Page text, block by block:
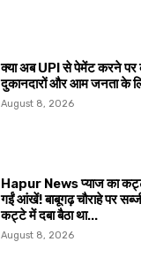
क्या अब UPI से पेमेंट करने पर
दुकानदारों और आम जनता के
August 8, 2026
Hapur News प्याज का
गईं आंखें! बाबूगढ़ चौराहे पर
कट्टे में दबा बैठा था...
August 8, 2026